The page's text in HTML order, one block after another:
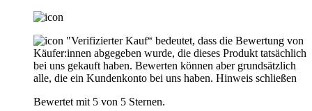
"Verifizierter Kauf“ bedeutet, dass die Bewertung von
Käufer:innen abgegeben wurde, die dieses Produkt tatsächlich
bei uns gekauft haben. Bewerten können aber grundsätzlich
alle, die ein Kundenkonto bei uns haben. Hinweis schließen
Bewertet mit 5 von 5 Sternen.